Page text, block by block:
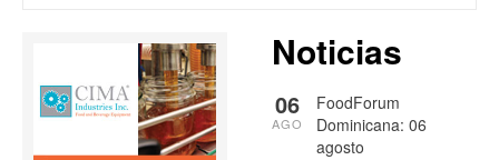
Noticias
FoodForum
Dominicana: 06
agosto
06
AGO